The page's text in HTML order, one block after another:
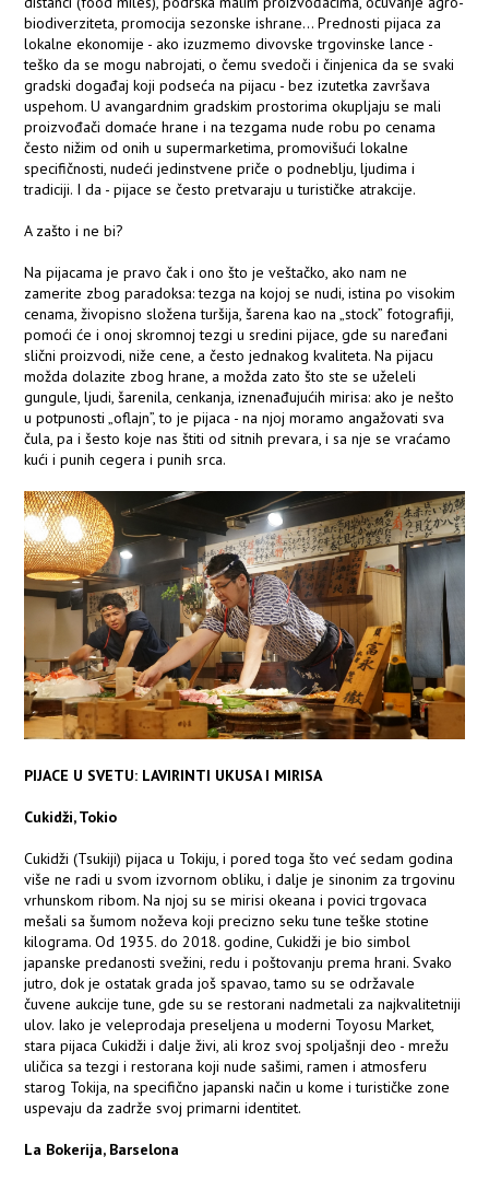
biodiverziteta, promocija sezonske ishrane... Prednosti pijaca za
lokalne ekonomije - ako izuzmemo divovske trgovinske lance -
teško da se mogu nabrojati, o čemu svedoči i činjenica da se svaki
gradski događaj koji podseća na pijacu - bez izutetka završava
uspehom. U avangardnim gradskim prostorima okupljaju se mali
proizvođači domaće hrane i na tezgama nude robu po cenama
često nižim od onih u supermarketima, promovišući lokalne
specifičnosti, nudeći jedinstvene priče o podneblju, ljudima i
tradiciji. I da - pijace se često pretvaraju u turističke atrakcije.
A zašto i ne bi?
Na pijacama je pravo čak i ono što je veštačko, ako nam ne
zamerite zbog paradoksa: tezga na kojoj se nudi, istina po visokim
cenama, živopisno složena turšija, šarena kao na „stock” fotografiji,
pomoći će i onoj skromnoj tezgi u sredini pijace, gde su naređani
slični proizvodi, niže cene, a često jednakog kvaliteta. Na pijacu
možda dolazite zbog hrane, a možda zato što ste se uželeli
gungule, ljudi, šarenila, cenkanja, iznenađujućih mirisa: ako je nešto
u potpunosti „oflajn”, to je pijaca - na njoj moramo angažovati sva
čula, pa i šesto koje nas štiti od sitnih prevara, i sa nje se vraćamo
kući i punih cegera i punih srca.
PIJACE U SVETU: LAVIRINTI UKUSA I MIRISA
Cukidži, Tokio
Cukidži (Tsukiji) pijaca u Tokiju, i pored toga što već sedam godina
više ne radi u svom izvornom obliku, i dalje je sinonim za trgovinu
vrhunskom ribom. Na njoj su se mirisi okeana i povici trgovaca
mešali sa šumom noževa koji precizno seku tune teške stotine
kilograma. Od 1935. do 2018. godine, Cukidži je bio simbol
japanske predanosti svežini, redu i poštovanju prema hrani. Svako
jutro, dok je ostatak grada još spavao, tamo su se održavale
čuvene aukcije tune, gde su se restorani nadmetali za najkvalitetniji
ulov. Iako je veleprodaja preseljena u moderni Toyosu Market,
stara pijaca Cukidži i dalje živi, ali kroz svoj spoljašnji deo - mrežu
uličica sa tezgi i restorana koji nude sašimi, ramen i atmosferu
starog Tokija, na specifično japanski način u kome i turističke zone
uspevaju da zadrže svoj primarni identitet.
La Bokerija, Barselona